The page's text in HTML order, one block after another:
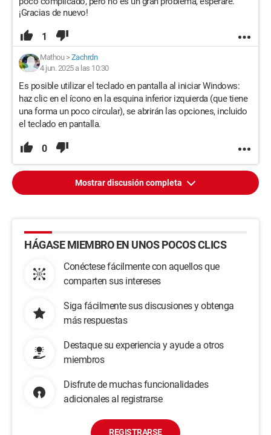
¡Gracias de nuevo!
1
Mathou> Zachrdn
4 jun. 2025 a las 10:30
Es posible utilizar el teclado en pantalla al iniciar Windows:
haz clic en el ícono en la esquina inferior izquierda (que tiene
una forma un poco circular), se abrirán las opciones, incluido
el teclado en pantalla.
0
Mostrar discusión completa
HÁGASE MIEMBRO EN UNOS POCOS CLICS
Conéctese fácilmente con aquellos que
comparten sus intereses
Siga fácilmente sus discusiones y obtenga
más respuestas
Destaque su experiencia y ayude a otros
miembros
Disfrute de muchas funcionalidades
adicionales al registrarse
REGISTRARSE